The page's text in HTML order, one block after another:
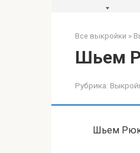
Все выкройки »
Шьем
Рубрика:
Шьем